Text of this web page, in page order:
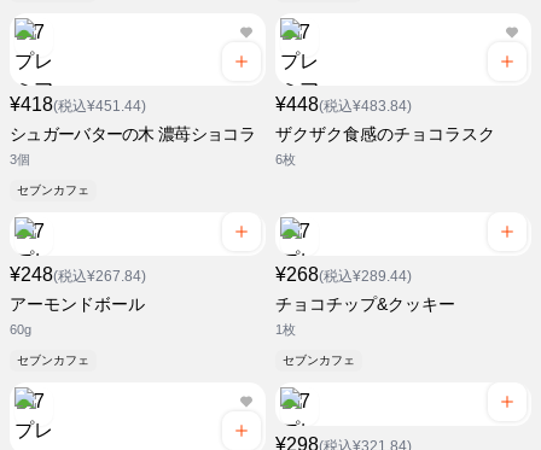
¥418(税込¥451.44)
シュガーバターの木 濃苺ショコラ
3個
セブンカフェ
¥448(税込¥483.84)
ザクザク食感のチョコラスク
6枚
¥248(税込¥267.84)
アーモンドボール
60g
セブンカフェ
¥268(税込¥289.44)
チョコチップ&クッキー
1枚
セブンカフェ
¥298(税込¥321.84)